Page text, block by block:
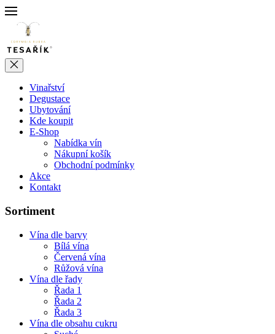
Vinařství
Degustace
Ubytování
Kde koupit
E-Shop
Nabídka vín
Nákupní košík
Obchodní podmínky
Akce
Kontakt
Sortiment
Vína dle barvy
Bílá vína
Červená vína
Růžová vína
Vína dle řady
Řada 1
Řada 2
Řada 3
Vína dle obsahu cukru